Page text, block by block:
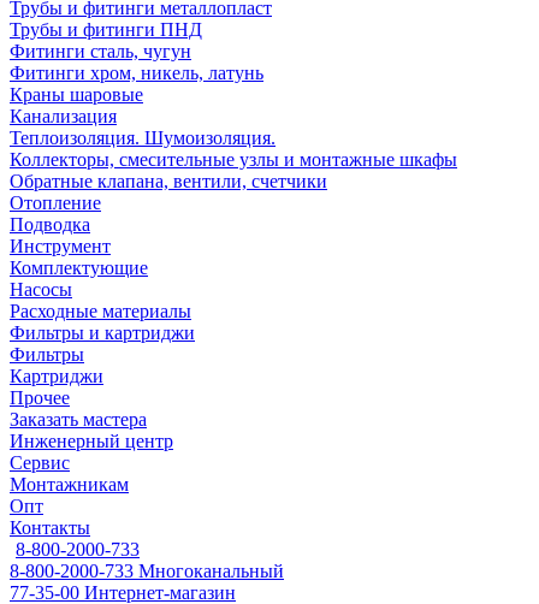
Трубы и фитинги металлопласт
Трубы и фитинги ПНД
Фитинги сталь, чугун
Фитинги хром, никель, латунь
Краны шаровые
Канализация
Теплоизоляция. Шумоизоляция.
Коллекторы, смесительные узлы и монтажные шкафы
Обратные клапана, вентили, счетчики
Отопление
Подводка
Инструмент
Комплектующие
Насосы
Расходные материалы
Фильтры и картриджи
Фильтры
Картриджи
Прочее
Заказать мастера
Инженерный центр
Сервис
Монтажникам
Опт
Контакты
8-800-2000-733
8-800-2000-733 Многоканальный
77-35-00 Интернет-магазин